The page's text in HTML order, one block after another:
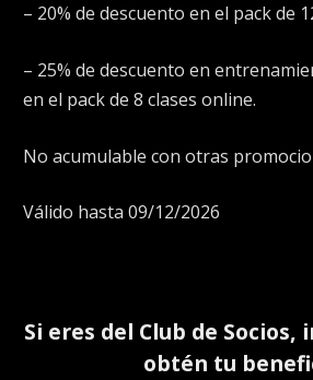
– 20% de descuento en el pack de
– 25% de descuento en
en el pack de 8 clases online.
No acumulable con otras
Válido hasta 09/12/2026
Si eres del Club de Socios,
obtén tu